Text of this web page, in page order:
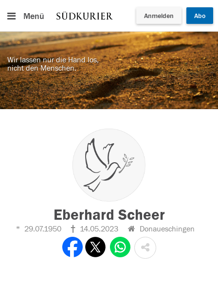
Menü Anmelden Abo
Wir lassen nur die Hand los,
nicht den Menschen.
Eberhard Scheer
29.07.1950 14.05.2023 Donaueschingen